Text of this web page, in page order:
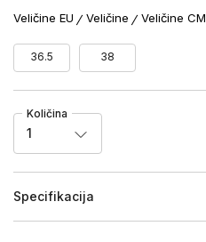
Veličine EU Veličine Veličine CM
36.5 38
Količina
1
Specifikacija